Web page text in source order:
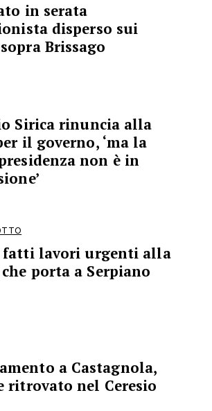
in serata
disperso sui
Brissago
Sirica rinuncia alla
il governo, ‘ma la
non è in
fatti lavori urgenti alla
porta a Serpiano
a Castagnola,
ritrovato nel Ceresio